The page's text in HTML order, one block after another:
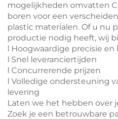
mogelijkheden omvatten
boren voor een
plastic materialen. Of u nu
productie nodig heeft, wij
l Hoogwaardige precisie
l Snel leveranciertijden
l Concurrerende prijzen
l Volledige ondersteuning
levering
Laten we het hebben over
Zoek je een betrouwbare